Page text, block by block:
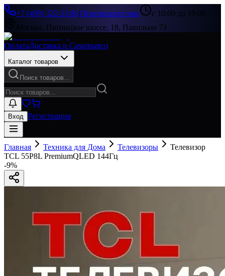
+7 (499) 322-33-86|Перезвоните мне
с 10:00 до 19:00
Москва, Пятницкое шоссе, 18, Павильон 73
ОплатаДоставка и Самовывоз
Каталог товаров
Поиск товаров...
Вход Регистрация
Главная Техника для Дома Телевизоры
Телевизор
TCL 55P8L PremiumQLED 144Гц
-9%